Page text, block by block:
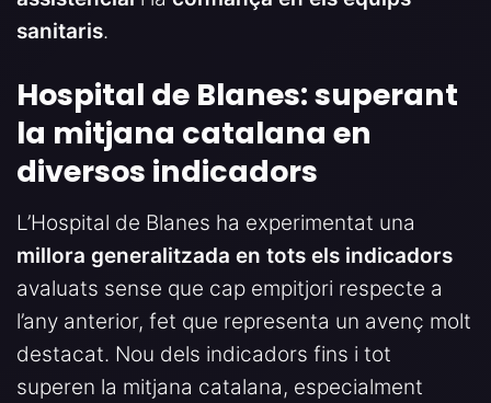
sanitaris.
Hospital de Blanes: superant
la mitjana catalana en
diversos indicadors
L’Hospital de Blanes ha experimentat una
millora generalitzada en tots els indicadors
avaluats sense que cap empitjori respecte a
l’any anterior, fet que representa un avenç molt
destacat. Nou dels indicadors fins i tot
superen la mitjana catalana, especialment